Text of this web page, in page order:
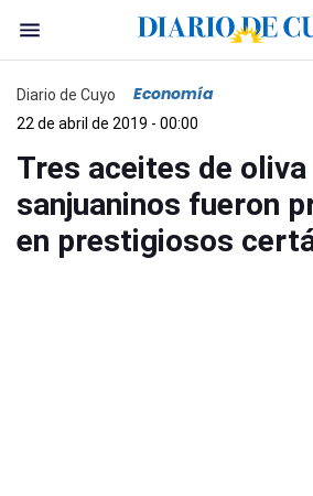
Diario de Cuyo Economía
22 de abril de 2019 - 00:00
Tres aceites de oliva
sanjuaninos fueron
en prestigiosos